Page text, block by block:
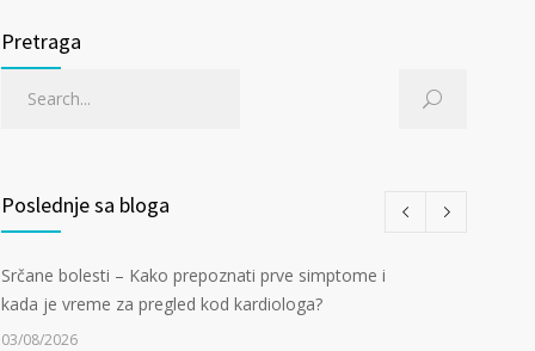
Pretraga
Poslednje sa bloga
Srčane bolesti – Kako prepoznati prve simptome i
kada je vreme za pregled kod kardiologa?
03/08/2026